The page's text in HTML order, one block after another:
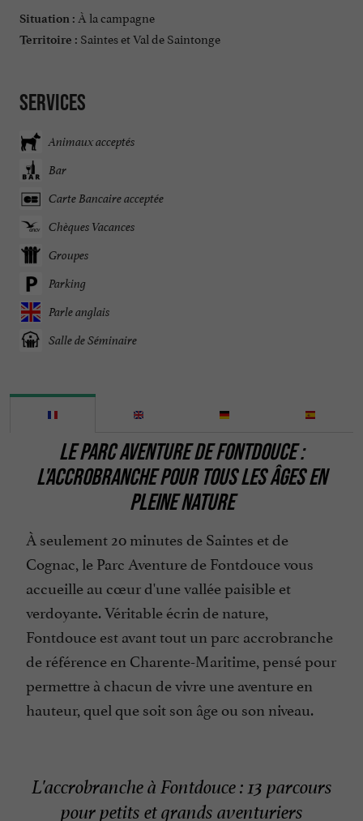
Situation : À la campagne
Territoire : Saintes et Val de Saintonge
Services
Animaux acceptés
Bar
Carte Bancaire acceptée
Chèques Vacances
Groupes
Parking
Parle anglais
Salle de Séminaire
LE PARC AVENTURE DE FONTDOUCE :
L'ACCROBRANCHE POUR TOUS LES ÂGES EN
PLEINE NATURE
À seulement 20 minutes de Saintes et de
Cognac, le Parc Aventure de Fontdouce vous
accueille au cœur d'une vallée paisible et
verdoyante. Véritable écrin de nature,
Fontdouce est avant tout un parc accrobranche
de référence en Charente-Maritime, pensé pour
permettre à chacun de vivre une aventure en
hauteur, quel que soit son âge ou son niveau.
L'accrobranche à Fontdouce : 13 parcours
pour petits et grands aventuriers